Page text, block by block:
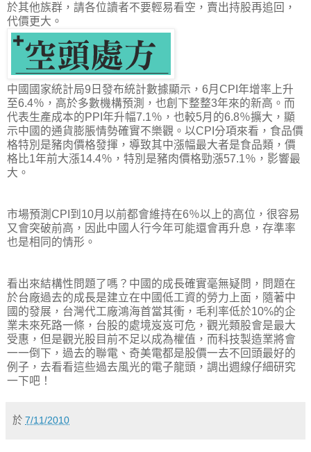
於其他族群，請各位讀者不要輕易看空，賣出持股再追回，
代價更大。
中國國家統計局9日發布統計數據顯示，6月CPI年增率上升
至6.4％，高於多數機構預測，也創下整整3年來的新高。而
代表生產成本的PPI年升幅7.1％，也較5月的6.8％擴大，顯
示中國的通貨膨脹情勢確實不樂觀。以CPI分項來看，食品價
格特別是豬肉價格發揮，導致其中漲幅最大者是食品類，價
格比1年前大漲14.4％，特別是豬肉價格勁漲57.1％，影響最
大。
市場預測CPI到10月以前都會維持在6％以上的高位，很容易
又會突破前高，因此中國人行今年可能還會再升息，存準率
也是相同的情形。
看出來結構性問題了嗎？中國的成長確實毫無疑問，問題在
於台廠過去的成長是建立在中國低工資的勞力上面，隨著中
國的發展，台灣代工廠鴻海首當其衝，毛利率低於10%的企
業未來死路一條，台股的處境岌岌可危，觀光類股會是最大
受惠，但是觀光股目前不足以成為權值，而科技製造業將會
一一倒下，過去的聯電、奇美電都是股價一去不回頭最好的
例子，去看看這些過去風光的電子龍頭，調出週線仔細研究
一下吧！
於 7/11/2010